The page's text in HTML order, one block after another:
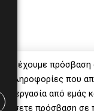
ή έχουμε
πληροφορίες που
από
πρόσβαση